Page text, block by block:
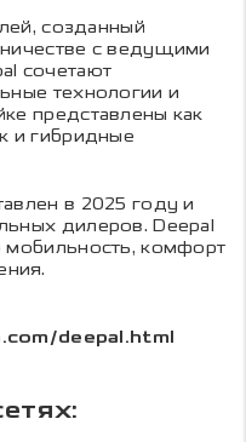
созданный
с ведущими
сочетают
технологии и
представлены как
и гибридные
в 2025 году и
дилеров. Deepal
мобильность, комфорт
deepal.html